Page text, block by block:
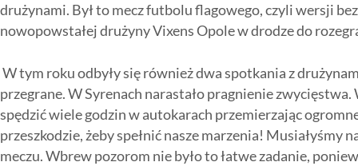
drużynami. Był to mecz futbolu flagowego, czyli wersji
nowopowstałej drużyny Vixens Opole w drodze do
W tym roku odbyły się również dwa spotkania z
przegrane. W Syrenach narastało pragnienie
spędzić wiele godzin w autokarach przemierzając
przeszkodzie, żeby spełnić nasze marzenia! Musiałyśmy
meczu. Wbrew pozorom nie było to łatwe zadanie,